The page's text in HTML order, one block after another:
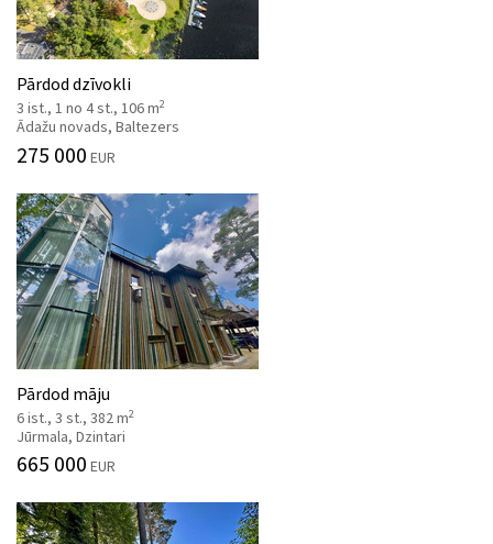
Pārdod dzīvokli
3 ist., 1 no 4 st., 106 m2
Ādažu novads, Baltezers
275 000 EUR
Pārdod māju
6 ist., 3 st., 382 m2
Jūrmala, Dzintari
665 000 EUR